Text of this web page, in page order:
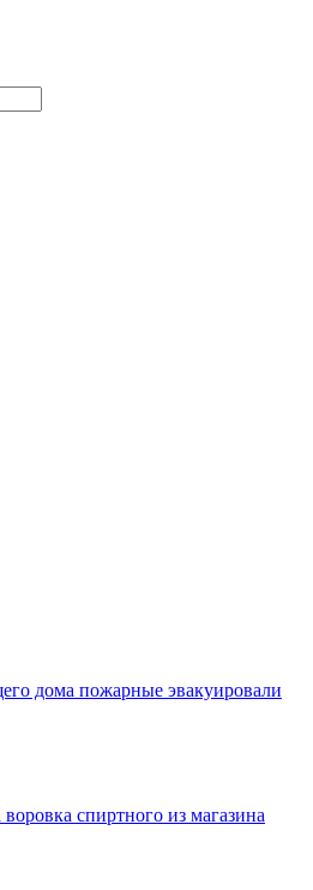
дома пожарные эвакуировали
спиртного из магазина